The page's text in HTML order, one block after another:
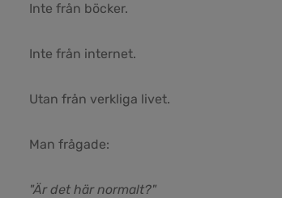
Inte från böcker.
Inte från internet.
Utan från verkliga livet.
Man frågade:
"Är det här normalt?"